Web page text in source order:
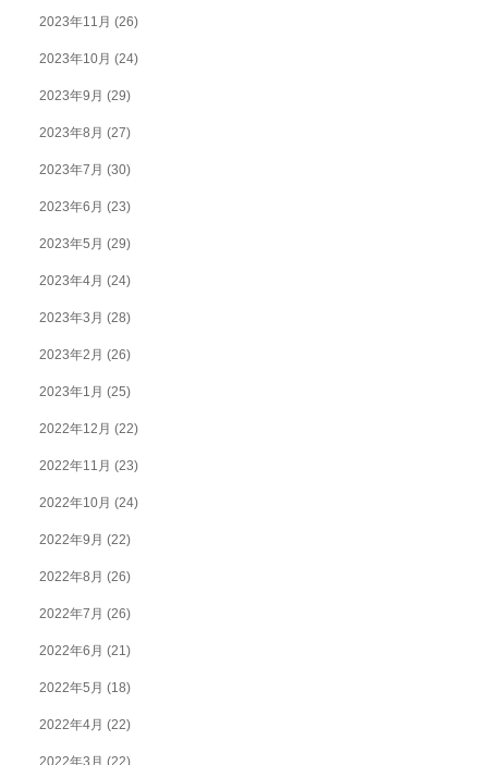
2023年11月 (26)
2023年10月 (24)
2023年9月 (29)
2023年8月 (27)
2023年7月 (30)
2023年6月 (23)
2023年5月 (29)
2023年4月 (24)
2023年3月 (28)
2023年2月 (26)
2023年1月 (25)
2022年12月 (22)
2022年11月 (23)
2022年10月 (24)
2022年9月 (22)
2022年8月 (26)
2022年7月 (26)
2022年6月 (21)
2022年5月 (18)
2022年4月 (22)
2022年3月 (22)